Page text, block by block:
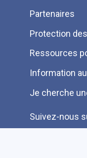
Partenaires
Protection
Ressources
Information
Je cherche
Suivez-nous